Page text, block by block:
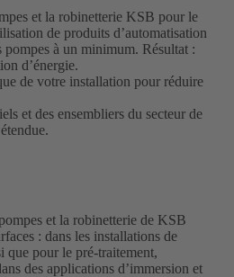
et la robinetterie KSB pour le
de produits d’automatisation
à un minimum. Résultat :
d’énergie.
de votre installation pour réduire
et des ensembliers du secteur de
et la robinetterie de KSB
: dans les installations de
que pour le pré-traitement,
des applications d’immersion et